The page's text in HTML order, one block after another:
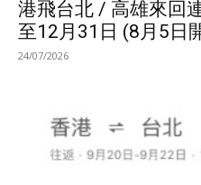
港飛台北 / 高雄來回
至12月31日 (8月5日
24/07/2026